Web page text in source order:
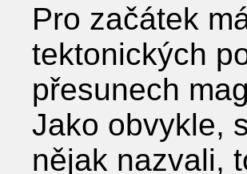
Pro začátek
tektonických
přesunech
Jako obvykle,
nějak nazvali,